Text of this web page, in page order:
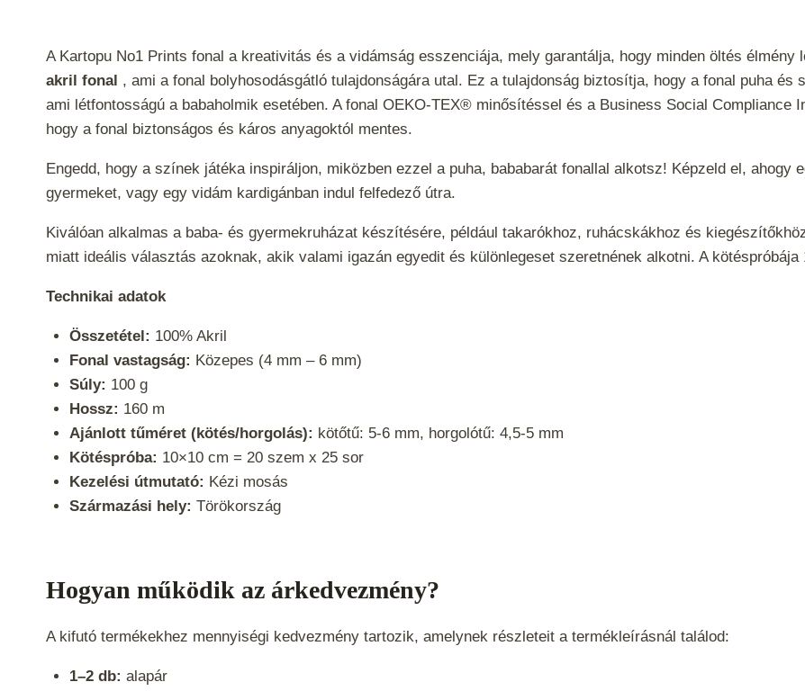
A Kartopu No1 Prints fonal a kreativitás és a vidámság esszenciája, mely garantálja, hogy minden öltés élmény
akril fonal , ami a fonal bolyhosodásgátló tulajdonságára utal. Ez a tulajdonság biztosítja, hogy a fonal puha
ami létfontosságú a babaholmik esetében. A fonal OEKO-TEX® minősítéssel és a Business Social
hogy a fonal biztonságos és káros anyagoktól mentes.
Engedd, hogy a színek játéka inspiráljon, miközben ezzel a puha, bababarát fonallal alkotsz! Képzeld el, ahogy
gyermeket, vagy egy vidám kardigánban indul felfedező útra.
Kiválóan alkalmas a baba- és gyermekruházat készítésére, például takarókhoz, ruhácskákhoz és
miatt ideális választás azoknak, akik valami igazán egyedit és különlegeset szeretnének alkotni. A
Technikai adatok
Összetétel: 100% Akril
Fonal vastagság: Közepes (4 mm – 6 mm)
Súly: 100 g
Hossz: 160 m
Ajánlott tűméret (kötés/horgolás): kötőtű: 5-6 mm, horgolótű: 4,5-5 mm
Kötéspróba: 10×10 cm = 20 szem x 25 sor
Kezelési útmutató: Kézi mosás
Származási hely: Törökország
Hogyan működik az árkedvezmény?
A kifutó termékekhez mennyiségi kedvezmény tartozik, amelynek részleteit a termékleírásnál találod:
1–2 db: alapár